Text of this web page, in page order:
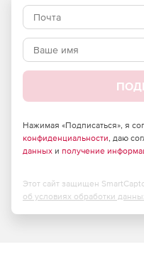
Удаленное
Windows, Mac OS X и
Удаленное
компьютерами с
Чат, снимки экрана,
к экрану с конечным
Автоматическая
Нажимая «Подписаться», я
конфиденциальности, даю
данных и получение
Этот сайт защищен
об условиях обработки